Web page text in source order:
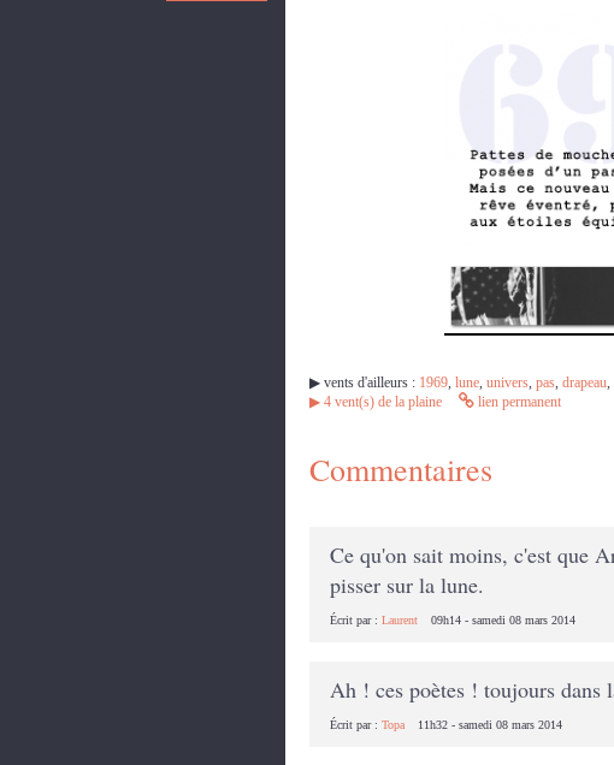
▶︎ vents d'ailleurs : 1969 lune univers pas drapeau
▶︎ 4 vent(s) de la plaine lien permanent
Commentaires
Ce qu'on sait moins, c'est que
pisser sur la lune.
Écrit par :Laurent 09h14 -samedi 08 mars 2014
Ah ! ces poètes ! toujours dans
Écrit par :Topa 11h32 -samedi 08 mars 2014